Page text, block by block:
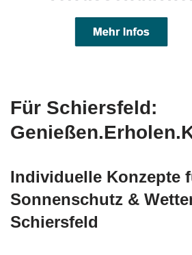
Für Schiersfeld:
Individuelle Konzepte
Sonnenschutz &
Schiersfeld